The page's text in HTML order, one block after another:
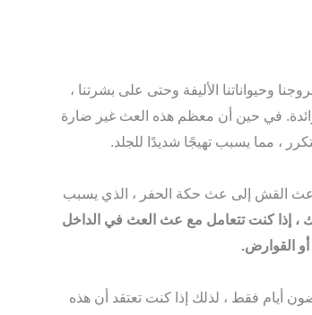
وحيواناتنا الأليفة وحتى على بشرتنا ،
في حين أن معظم هذه العث غير ضارة
، مما يسبب تهيجًا شديدًا للجلد.
القش إلى عث حكة الحفر ، الذي يسبب
، إذا كنت تتعامل مع عث العث في الداخل
القوارض.
أيام فقط ، لذلك إذا كنت تعتقد أن هذه